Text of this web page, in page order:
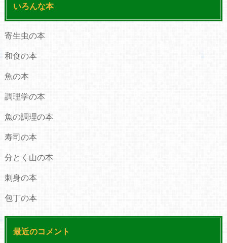
いろんな本
寄生虫の本
和食の本
魚の本
調理学の本
魚の調理の本
寿司の本
分とく山の本
刺身の本
包丁の本
最近のコメント